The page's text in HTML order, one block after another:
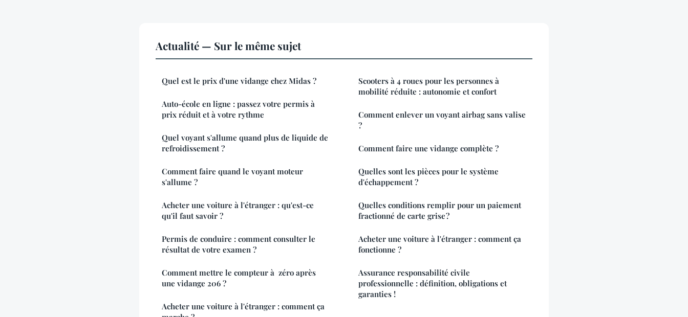
Actualité — Sur le même sujet
Quel est le prix d'une vidange chez Midas ?
Auto-école en ligne : passez votre permis à
prix réduit et à votre rythme
Quel voyant s'allume quand plus de liquide de
refroidissement ?
Comment faire quand le voyant moteur
s'allume ?
Acheter une voiture à l'étranger : qu'est-ce
qu'il faut savoir ?
Permis de conduire : comment consulter le
résultat de votre examen ?
Comment mettre le compteur à zéro après
une vidange 206 ?
Acheter une voiture à l'étranger : comment ça
Scooters à 4 roues pour les personnes à
mobilité réduite : autonomie et confort
Comment enlever un voyant airbag sans valise
?
Comment faire une vidange complète ?
Quelles sont les pièces pour le système
d'échappement ?
Quelles conditions remplir pour un paiement
fractionné de carte grise ?
Acheter une voiture à l'étranger : comment ça
fonctionne ?
Assurance responsabilité civile
professionnelle : définition, obligations et
garanties !